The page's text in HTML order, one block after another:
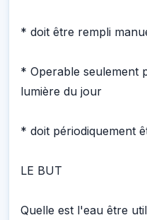
* doit être rempli
* Operable seulement
lumière du jour
* doit périodiquement
LE BUT
Quelle est l'eau être